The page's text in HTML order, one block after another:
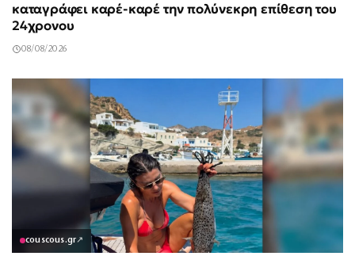
καταγράφει καρέ-καρέ την πολύνεκρη επίθεση του
24χρονου
08/08/2026
couscous.gr↗